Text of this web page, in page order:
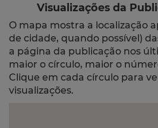
Visualizações da
O mapa mostra a localização
de cidade, quando possível)
a página da publicação nos
maior o círculo, maior o
Clique em cada círculo para
visualizações.